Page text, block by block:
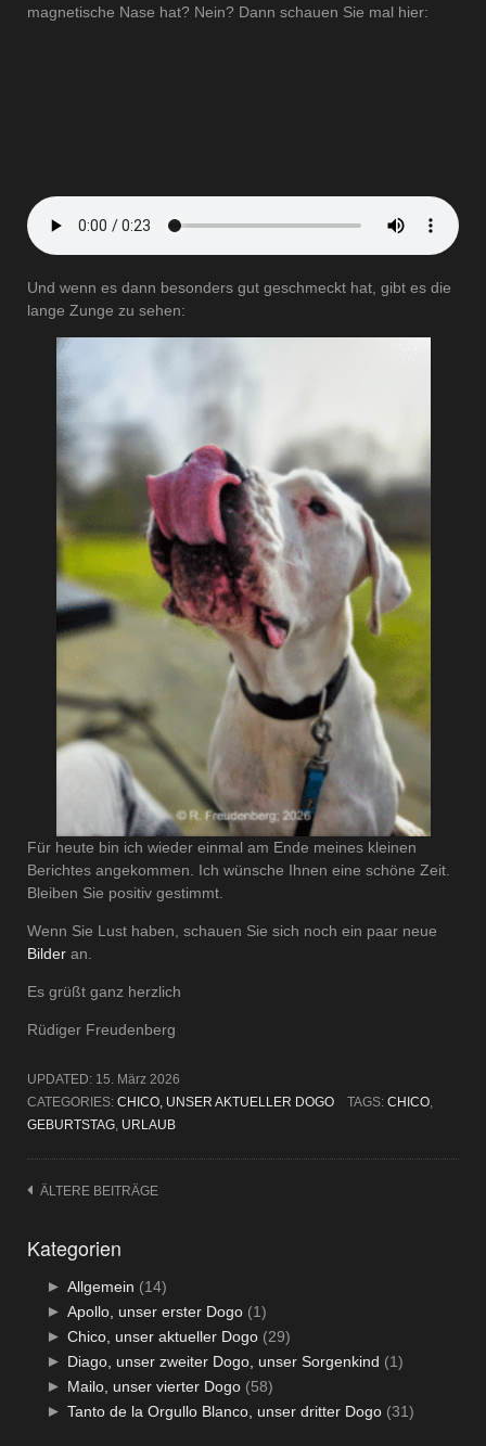
magnetische Nase hat? Nein? Dann schauen Sie mal hier:
Und wenn es dann besonders gut geschmeckt hat, gibt es die
lange Zunge zu sehen:
Für heute bin ich wieder einmal am Ende meines kleinen
Berichtes angekommen. Ich wünsche Ihnen eine schöne Zeit.
Bleiben Sie positiv gestimmt.
Wenn Sie Lust haben, schauen Sie sich noch ein paar neue
Bilder an.
Es grüßt ganz herzlich
Rüdiger Freudenberg
UPDATED: 15. März 2026
CATEGORIES: CHICO, UNSER AKTUELLER DOGO TAGS: CHICO,
GEBURTSTAG, URLAUB
Beitragsnavigation
ÄLTERE BEITRÄGE
Kategorien
► Allgemein (14)
► Apollo, unser erster Dogo(1)
► Chico, unser aktueller Dogo(29)
► Diago, unser zweiter Dogo, unser Sorgenkind (1)
► Mailo, unser vierter Dogo(58)
► Tanto de la Orgullo Blanco, unser dritter Dogo(31)